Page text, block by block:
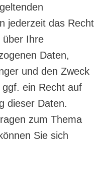
jederzeit das Recht
über Ihre
Daten,
und den Zweck
ein Recht auf
dieser Daten.
zum Thema
Sie sich